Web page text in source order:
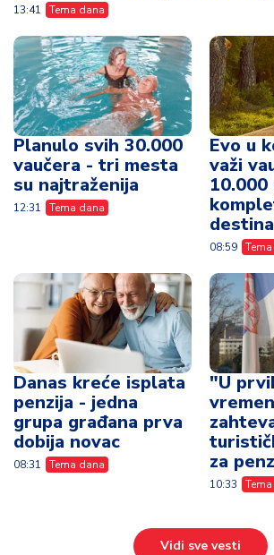
13:41 Tema dana
Planulo svih 30.000
vaučera - tri mesta
su najtraženija
12:31 Tema dana
Evo u
važi
08:59
Danas kreće isplata
penzija - jedna
grupa građana prva
dobija novac
08:31 Tema dana
"U
za
10:33
Vidi sve vesti